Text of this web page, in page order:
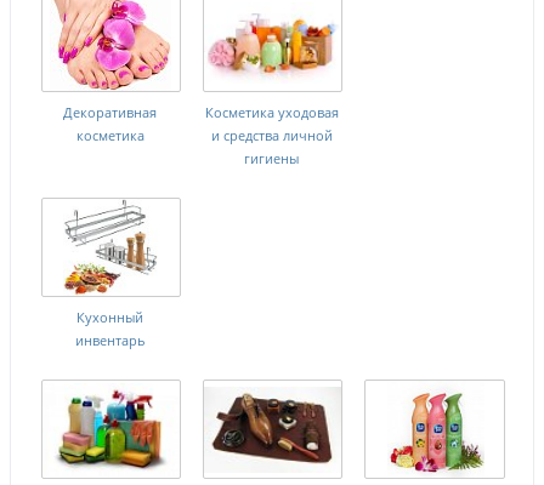
Декоративная
косметика
Косметика уходовая
и средства личной
гигиены
Кухонный
инвентарь